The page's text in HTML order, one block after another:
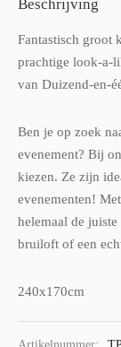
Beschrijving
Fantastisch groot
prachtige look-a-
van Duizend-en-
Ben je op zoek
evenement? Bij
kiezen. Ze zijn
evenementen!
helemaal de
bruiloft of een
240x170cm